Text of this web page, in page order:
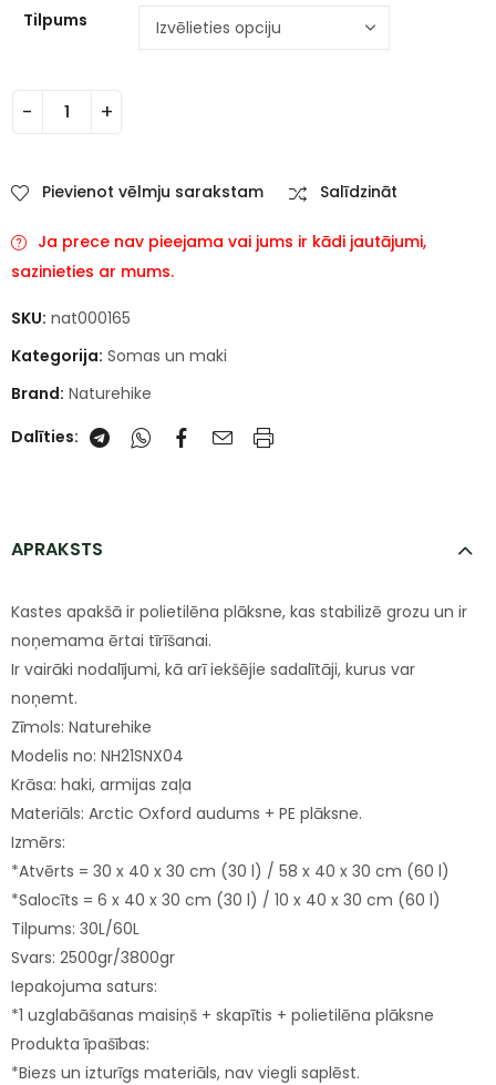
Tilpums
Pievienot vēlmju sarakstam Salīdzināt
Ja prece nav pieejama vai jums ir kādi jautājumi,
sazinieties ar mums.
SKU: nat000165
Kategorija: Somas un maki
Brand: Naturehike
Dalīties:
APRAKSTS
Kastes apakšā ir polietilēna plāksne, kas stabilizē grozu un ir
noņemama ērtai tīrīšanai.
Ir vairāki nodalījumi, kā arī iekšējie sadalītāji, kurus var
noņemt.
Zīmols: Naturehike
Modelis no: NH21SNX04
Krāsa: haki, armijas zaļa
Materiāls: Arctic Oxford audums + PE plāksne.
Izmērs:
*Atvērts = 30 x 40 x 30 cm (30 l) / 58 x 40 x 30 cm (60 l)
*Salocīts = 6 x 40 x 30 cm (30 l) / 10 x 40 x 30 cm (60 l)
Tilpums: 30L/60L
Svars: 2500gr/3800gr
Iepakojuma saturs:
*1 uzglabāšanas maisiņš + skapītis + polietilēna plāksne
Produkta īpašības:
*Biezs un izturīgs materiāls, nav viegli saplēst.